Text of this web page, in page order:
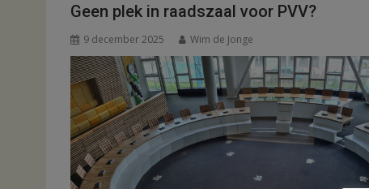
Geen plek in raadszaal voor PVV?
9 december 2025 Wim de Jonge